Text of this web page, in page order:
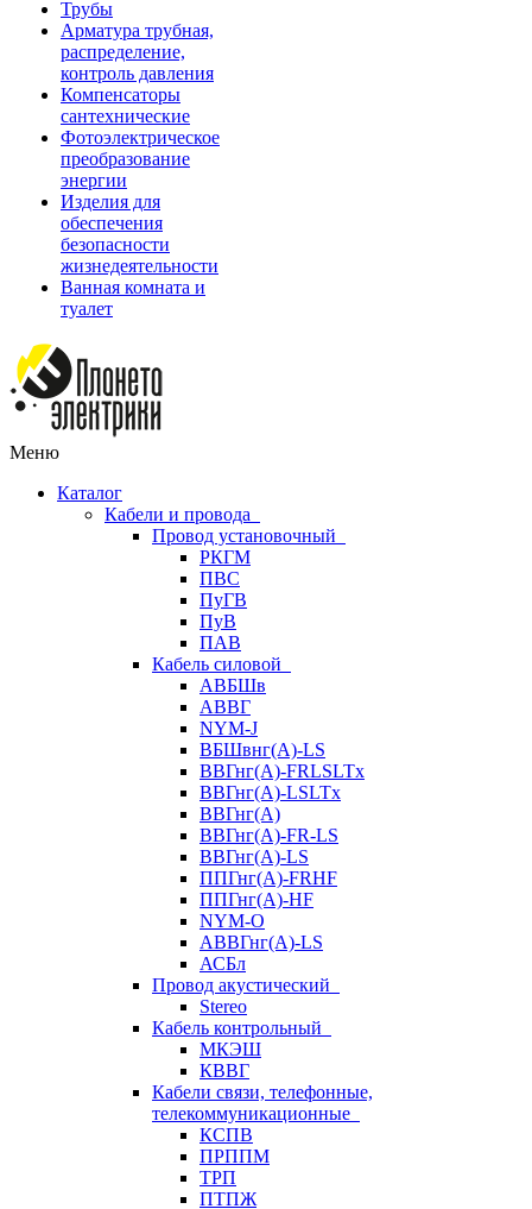
Трубы
Арматура трубная,
распределение,
контроль давления
Компенсаторы
сантехнические
Фотоэлектрическое
преобразование
энергии
Изделия для
обеспечения
безопасности
жизнедеятельности
Ванная комната и
туалет
Меню
Каталог
Кабели и провода
Провод установочный
РКГМ
ПВС
ПуГВ
ПуВ
ПАВ
Кабель силовой
АВБШв
АВВГ
NYM-J
ВБШвнг(А)-LS
ВВГнг(A)-FRLSLTx
ВВГнг(A)-LSLTx
ВВГнг(А)
ВВГнг(А)-FR-LS
ВВГнг(А)-LS
ППГнг(А)-FRHF
ППГнг(А)-HF
NYM-O
АВВГнг(А)-LS
АСБл
Провод акустический
Stereo
Кабель контрольный
МКЭШ
КВВГ
Кабели связи, телефонные,
телекоммуникационные
КСПВ
ПРППМ
ТРП
ПТПЖ